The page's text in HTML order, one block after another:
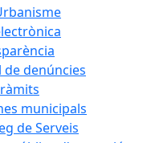
de denúncies
municipals
de Serveis